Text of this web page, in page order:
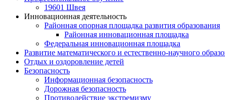
19601 Швея
Инновационная деятельность
Районная опорная площадка развития образования
Районная инновационная площадка
Федеральная инновационная площадка
Развитие математического и естественно-научного
Отдых и оздоровление детей
Безопасность
Информационная безопасность
Дорожная безопасность
Противодействие экстремизму